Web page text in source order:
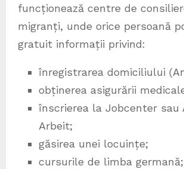
funcționează centre de
migranți, unde orice persoană
gratuit informații privind:
înregistrarea domiciliului
obținerea asigurării
înscrierea la Jobcenter sau
Arbeit;
găsirea unei locuințe;
cursurile de limba germană;